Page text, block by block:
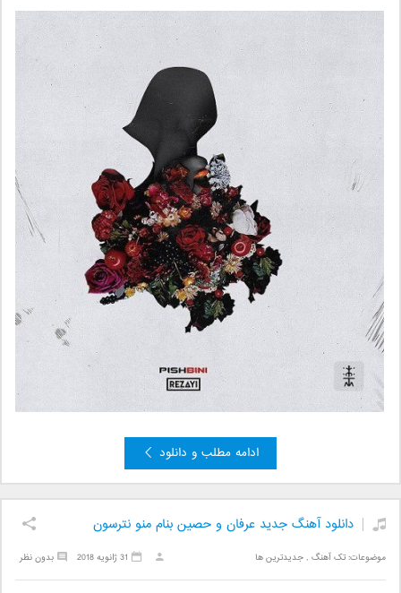
ادامه مطلب و دانلود
دانلود آهنگ جدید عرفان و حصین بنام منو نترسون
موضوعات:تک آهنگ ,جدیدترین ها بدون نظر 31 ژانویه 2018